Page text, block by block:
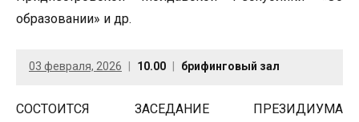
образовании» и др.
03 февраля, 2026 10.00 брифинговый зал
СОСТОИТСЯ ЗАСЕДАНИЕ ПРЕЗИДИУМА